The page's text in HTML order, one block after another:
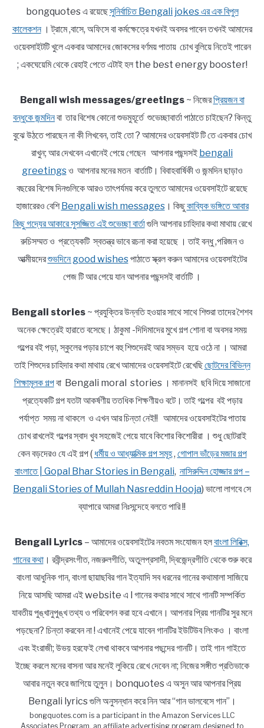
bongquotes এ রয়েছেসুনির্বাচিত Bengali jokes এর এক বিপুল
কালেকশন। ট্রামে ,বাসে, অফিসে বা কর্মক্ষেত্রে যখনই অবসর পাবেন তখনই আমাদের
ওয়েবসাইটটি খুলে একবার আমাদের জোকসের বর্ণময় পাতায় চোখ বুলিয়ে নিতেই পারেন
; একঘেয়েমি থেকে রেহাই পেতে এটাই হল the best energy booster!
Bengali wish messages/greetings~ নিজেরপ্রিয়জন বা
বন্ধুকে জন্মদিনবা তার বিশেষ কোনো শুভমুহূর্তে শুভেচ্ছাবার্তা পাঠাতে চাইছেন? কিন্তু
বুঝে উঠতে পারছেন না কী লিখবেন, তাই তো ? আমাদের ওয়েবসাইট টি তে একবার চোখ
রাখুন; আর দেখবেন এখানেই পেয়ে গেছেন আপনার পছন্দসই bengali
greetingsও আপনার মনের মতন বার্তাটি। বিবাহবার্ষিকী ও জন্মদিন ছাড়াও
বছরের বিশেষ দিনগুলিকে আরও তাৎপর্যময় করে তুলতে আমাদের ওয়েবসাইটে রয়েছে
হাজারেরও বেশিBengali wish messages। কিছুকাব্যিক ভঙ্গিতে আবার
কিছু গদ্যের আকারে সুসজ্জিত এই শুভেচ্ছা বার্তাগুলি আপনার চাহিদার কথা মাথায় রেখে
রুচিসম্মত ও প্রত্যেকটি স্বতন্ত্র ভাবে রচনা করা হয়েছে । তাই বন্ধু ,পরিজন ও
আত্মীয়দেরশুভদিনে good wishesপাঠাতে স্ক্রল করুন আমাদের ওয়েবসাইটের
পেজ টি আর পেয়ে যান আপনার পছন্দসই বার্তাটি ।
Bengali stories ~ প্রযুক্তির উন্নতি হওয়ার সাথে সাথে শিশুরা তাদের শৈশব
অনেক ক্ষেত্রেই হারাতে বসেছে। ঠাকুমা -দিদিমাদের মুখে গল্প শোনা বা অবসর সময়
গল্পের বই পড়া, স্কুলের পড়ার চাপে বহু শিশুদেরই আর সম্ভব হয়ে ওঠে না । আমরা
তাই শিশুদের চাহিদার কথা মাথায় রেখে আমাদের ওয়েবসাইটে রেখেছিছোটদের বিভিন্ন
শিক্ষামূলক গল্পবা Bengali moral stories । মানানসই ছবি দিয়ে সাজানো
প্রত্যেকটি গল্প যতটা আকর্ষণীয় ততধিক শিক্ষণীয়ও বটে। তাই গল্পের বই পড়ার
পর্যাপ্ত সময় না থাকলে ও এখন আর চিন্তা নেই!! আমাদের ওয়েবসাইটের পাতায়
চোখ রাখলেই গল্পের স্বাদ খুব সহজেই পেয়ে যাবে কিশোর কিশোরীরা । শুধু ছোটরাই
কেন বড়দেরও যে এই গল্প ( ধর্মীয় ও আধ্যাত্মিক গল্প সমূহ, গোপাল ভাঁড়ের মজার গল্প
বাংলাতে | Gopal Bhar Stories in Bengali, নাসিরুদ্দিন হোজ্জার গল্প –
Bengali Stories of Mullah Nasreddin Hooja) ভালো লাগবে সে
ব্যাপারে আমরা নিঃসন্দেহে বলতে পারি !!
Bengali Lyrics – আমাদের ওয়েবসাইটের নবতম সংযোজন হলবাংলা লিরিক্স,
গানের কথা। রবীন্দ্রসংগীত, নজরুলগীতি, অতুলপ্রসাদী, দ্বিজেন্দ্রগীতি থেকে শুরু করে
বাংলা আধুনিক গান, বাংলা ছায়াছবির গান ইত্যাদি সব ধরনের গানের কথামালা সাজিয়ে
নিয়ে আসছি আমরা এই website এ l গানের কথার সাথে সাথে গানটি সম্পর্কিত
যাবতীয় পুঙ্খানুপুঙ্খ তথ্য ও পরিবেশন করা হবে এখানে। আপনার প্রিয় গানটির সুর মনে
পড়ছেনা? চিন্তা করবেন না ! এখানেই পেয়ে যাবেন গানটির ইউটিউব লিংকও । বাংলা
এবং ইংরাজী; উভয় হরফেই লেখা থাকবে আপনার পছন্দের গানটি। তাই গান গাইতে
ইচ্ছে করলে মনের বাসনা আর মনেই লুকিয়ে রেখে দেবেন না; নিজের সঙ্গীত প্রতিভাকে
আবার নতুন করে জাগিয়ে তুলুন। bonquotes এ অসুন আর আপনার প্রিয়
Bengali lyrics গুলি অনুসন্ধান করে নিন আর “গান ভালবেসে গান”।
bongquotes.com is a participant in the Amazon Services LLC
Associates Program, an affiliate advertising program designed to